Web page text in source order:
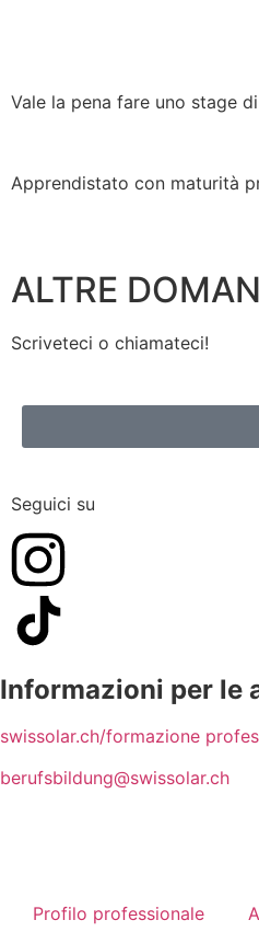
Vale la pena fare uno stage
Apprendistato con maturità
ALTRE
Scriveteci o chiamateci!
Seguici su
Informazioni per le
swissolar.ch/formazione
berufsbildung@swissolar.ch
Profilo professionale